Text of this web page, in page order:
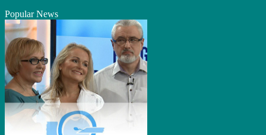
Popular News